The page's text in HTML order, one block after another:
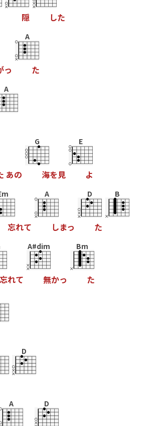
隠 した
っ
A
た
A
あの
G
海を見
E
よ
忘れて
A
しまっ
D
た
B
忘れて
A#dim
無かっ
Bm
た
D
A D